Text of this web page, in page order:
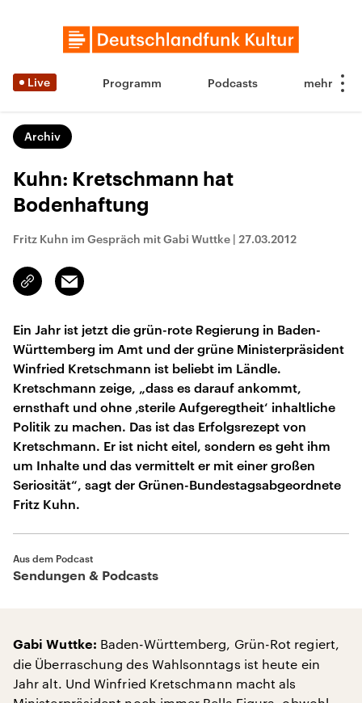
Live Programm Podcasts
Archiv
Kuhn: Kretschmann hat
Bodenhaftung
Fritz Kuhn im Gespräch mit Gabi Wuttke | 27.03.2012
Link
kopieren/teilen
Email
Ein Jahr ist jetzt die grün-rote Regierung in Baden-
Württemberg im Amt und der grüne Ministerpräsident
Winfried Kretschmann ist beliebt im Ländle.
Kretschmann zeige, „dass es darauf ankommt,
ernsthaft und ohne ‚sterile Aufgeregtheit‘ inhaltliche
Politik zu machen. Das ist das Erfolgsrezept von
Kretschmann. Er ist nicht eitel, sondern es geht ihm
um Inhalte und das vermittelt er mit einer großen
Seriosität“, sagt der Grünen-Bundestagsabgeordnete
Fritz Kuhn.
Aus dem Podcast
Sendungen & Podcasts
Gabi Wuttke: Baden-Württemberg, Grün-Rot regiert,
die Überraschung des Wahlsonntags ist heute ein
Jahr alt. Und Winfried Kretschmann macht als